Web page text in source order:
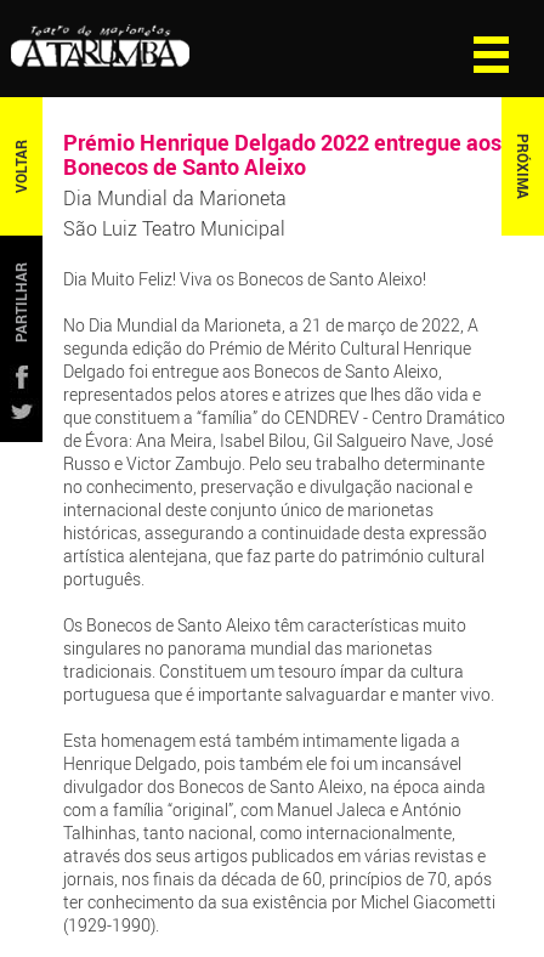
VOLTAR PRÓXIMA
PARTILHAR
Prémio Henrique Delgado 2022 entregue aos
Bonecos de Santo Aleixo
Dia Mundial da Marioneta
São Luiz Teatro Municipal
Dia Muito Feliz! Viva os Bonecos de Santo Aleixo!
No Dia Mundial da Marioneta, a 21 de março de 2022, A
segunda edição do Prémio de Mérito Cultural Henrique
Delgado foi entregue aos Bonecos de Santo Aleixo,
representados pelos atores e atrizes que lhes dão vida e
que constituem a “família” do CENDREV - Centro Dramático
de Évora: Ana Meira, Isabel Bilou, Gil Salgueiro Nave, José
Russo e Victor Zambujo. Pelo seu trabalho determinante
no conhecimento, preservação e divulgação nacional e
internacional deste conjunto único de marionetas
históricas, assegurando a continuidade desta expressão
artística alentejana, que faz parte do património cultural
português.
Os Bonecos de Santo Aleixo têm características muito
singulares no panorama mundial das marionetas
tradicionais. Constituem um tesouro ímpar da cultura
portuguesa que é importante salvaguardar e manter vivo.
Esta homenagem está também intimamente ligada a
Henrique Delgado, pois também ele foi um incansável
divulgador dos Bonecos de Santo Aleixo, na época ainda
com a família “original”, com Manuel Jaleca e António
Talhinhas, tanto nacional, como internacionalmente,
através dos seus artigos publicados em várias revistas e
jornais, nos finais da década de 60, princípios de 70, após
ter conhecimento da sua existência por Michel Giacometti
(1929-1990).